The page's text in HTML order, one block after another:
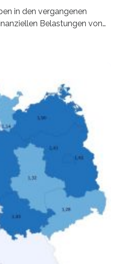
in den vergangenen
Belastungen von
(BiB)
1990 und 2020 für
sowie für in
und Zugewanderte
Während Personen mit
Quintil der Verteilung der
nur einen moderaten
Gesamteinkommen
die Belastung bei